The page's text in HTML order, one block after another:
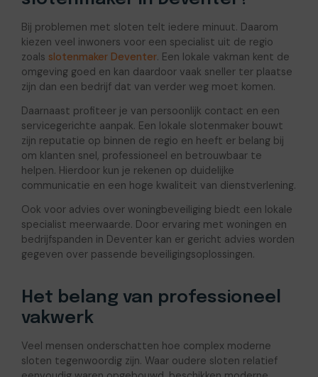
Bij problemen met sloten telt iedere minuut. Daarom
kiezen veel inwoners voor een specialist uit de regio
zoals slotenmaker Deventer. Een lokale vakman kent de
omgeving goed en kan daardoor vaak sneller ter plaatse
zijn dan een bedrijf dat van verder weg moet komen.
Daarnaast profiteer je van persoonlijk contact en een
servicegerichte aanpak. Een lokale slotenmaker bouwt
zijn reputatie op binnen de regio en heeft er belang bij
om klanten snel, professioneel en betrouwbaar te
helpen. Hierdoor kun je rekenen op duidelijke
communicatie en een hoge kwaliteit van dienstverlening.
Ook voor advies over woningbeveiliging biedt een lokale
specialist meerwaarde. Door ervaring met woningen en
bedrijfspanden in Deventer kan er gericht advies worden
gegeven over passende beveiligingsoplossingen.
Het belang van professioneel
vakwerk
Veel mensen onderschatten hoe complex moderne
sloten tegenwoordig zijn. Waar oudere sloten relatief